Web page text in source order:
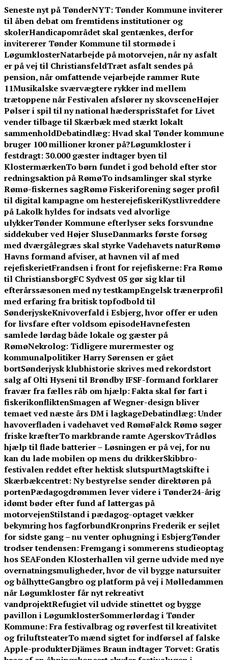
Skip
to
content
Seneste nyt på TønderNYT: Tønder Kommune inviterer
til åben debat om fremtidens institutioner og
skolerHandicapområdet skal gentænkes, derfor
invitererer Tønder Kommune til stormøde i
LøgumklosterNatarbejde på motorvejen, når ny asfalt
er på vej til ChristiansfeldTræt asfalt sendes på
pension, når omfattende vejarbejde rammer Rute
11Musikalske sværvægtere rykker ind mellem
trætoppene når Festivalen afslører ny skovsceneHøjer
Pølser i spil til ny national hædersprisStafet for Livet
vender tilbage til Skærbæk med stærkt lokalt
sammenholdDebatindlæg: Hvad skal Tønder kommune
bruger 100 millioner kroner på?Løgumkloster i
festdragt: 30.000 gæster indtager byen til
KlostermærkenTo børn fundet i god behold efter stor
redningsaktion på RømøTo indsamlinger skal styrke
Rømø-fiskernes sagRømø Fiskeriforening søger profil
til digital kampagne om hesterejefiskeriKystlivreddere
på Lakolk hyldes for indsats ved alvorlige
ulykkerTønder Kommune efterlyser seks forsvundne
siddekuber ved Højer SluseDanmarks første forsøg
med dværgålegræs skal styrke Vadehavets naturRømø
Havns formand afviser, at havnen vil af med
rejefiskerietFrandsen i front for rejefiskerne: Fra Rømø
til ChristiansborgFC Sydvest 05 gør sig klar til
efterårssæsonen med ny testkampEngelsk trænerprofil
med erfaring fra britisk topfodbold til
SønderjyskeKnivoverfald i Esbjerg, hvor offer er uden
for livsfare efter voldsom episodeHavnefesten
samlede lørdag både lokale og gæster på
RømøNekrolog: Tidligere murermester og
kommunalpolitiker Harry Sørensen er gået
bortSønderjysk klubhistorie skrives med rekordstort
salg af Olti Hyseni til Brøndby IFSF-formand forklarer
fravær fra fælles råb om hjælp: Fakta skal før fart i
fiskerikonfliktenSmagen af Wegner-design bliver
temaet ved næste års DM i lagkageDebatindlæg: Under
havoverfladen i vadehavet ved RømøFalck Rømø søger
friske kræfterTo markbrande ramte AgerskovTrådløs
hjælp til flade batterier – Løsningen er på vej, for nu
kan du lade mobilen op mens du drikkerSkibbro-
festivalen reddet efter hektisk slutspurtMagtskifte i
Skærbækcentret: Ny bestyrelse sender direktøren på
portenPædagogdrømmen lever videre i Tønder24-årig
idømt bøder efter fund af lattergas på
motorvejenStilstand i pædagog-optaget vækker
bekymring hos fagforbundKronprins Frederik er sejlet
for sidste gang – nu venter ophugning i EsbjergTønder
trodser tendensen: Fremgang i sommerens studieoptag
hos SEAFonden Klosterhallen vil gerne udvide med nye
overnatningsmuligheder, hvor de vil bygge natursuiter
og bålhytteGangbro og platform på vej i Mølledammen
når Løgumkloster får nyt rekreativt
vandprojektRefugiet vil udvide stinettet og bygge
pavillon i LøgumklosterSommerlørdag i Tønder
Kommune: Fra festivalbrag og røverfest til kreativitet
og friluftsteaterTo mænd sigtet for indførsel af falske
Apple-produkterDjämes Braun indtager Torvet: Gratis